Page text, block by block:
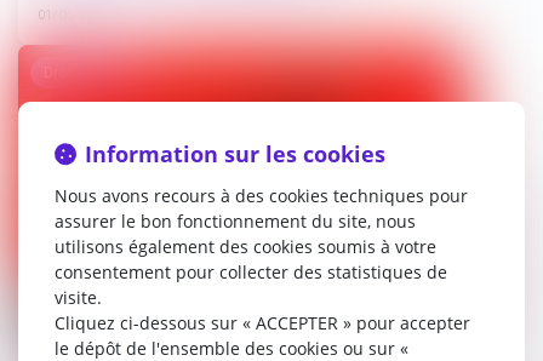
01/06/2026
Droit pénal
Information sur les cookies
Nous avons recours à des cookies techniques pour
assurer le bon fonctionnement du site, nous
utilisons également des cookies soumis à votre
consentement pour collecter des statistiques de
visite.
Cliquez ci-dessous sur « ACCEPTER » pour accepter
le dépôt de l'ensemble des cookies ou sur «